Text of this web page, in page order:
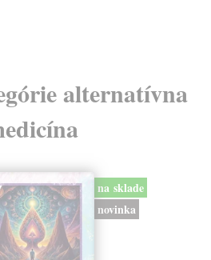
alternatívna
na sklade
novinka